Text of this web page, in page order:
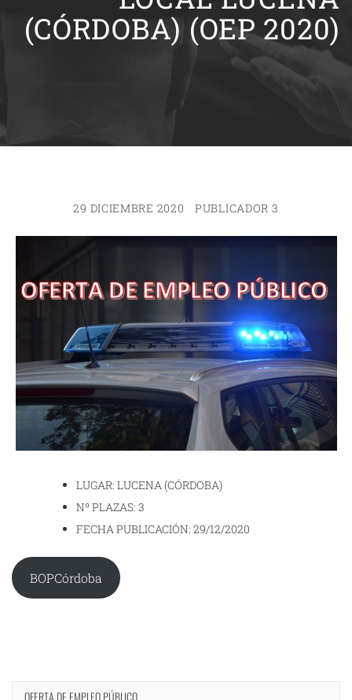
(CÓRDOBA) (OEP 2020)
29 DICIEMBRE 2020 PUBLICADOR 3
LUGAR: LUCENA (CÓRDOBA)
Nº PLAZAS: 3
FECHA PUBLICACIÓN: 29/12/2020
BOPCórdoba
OFERTA DE EMPLEO PÚBLICO